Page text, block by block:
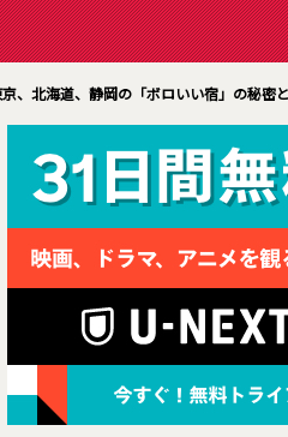
、北海道、静岡の「ボロいい宿」の秘密